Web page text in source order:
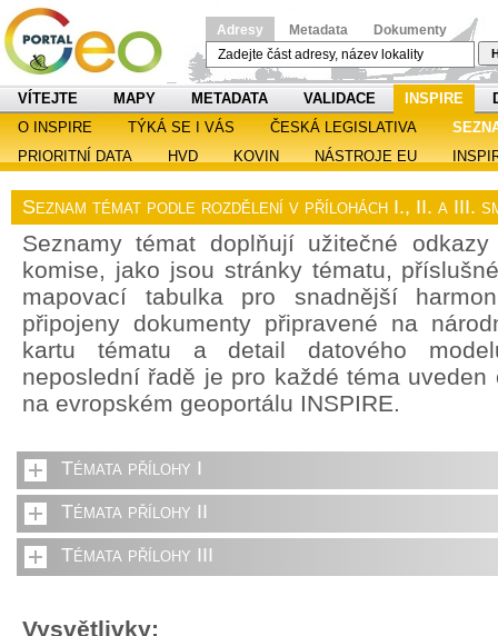
Adresy Metadata Dokumenty
VÍTEJTE MAPY METADATA VALIDACE INSPIRE
O INSPIRE
TÝKÁ SE I VÁS ČESKÁ LEGISLATIVA
PRIORITNÍ DATA
HVD KOVIN NÁSTROJE EU
Seznam témat podle rozdělení v přílohách I., II. a III.
Seznamy témat doplňují užitečné
komise, jako jsou stránky tématu,
mapovací tabulka pro snadnější
připojeny dokumenty připravené na
kartu tématu a detail datového
neposlední řadě je pro každé téma
na evropském geoportálu INSPIRE.
Témata přílohy I
Témata přílohy II
Témata přílohy III
Vysvětlivky: